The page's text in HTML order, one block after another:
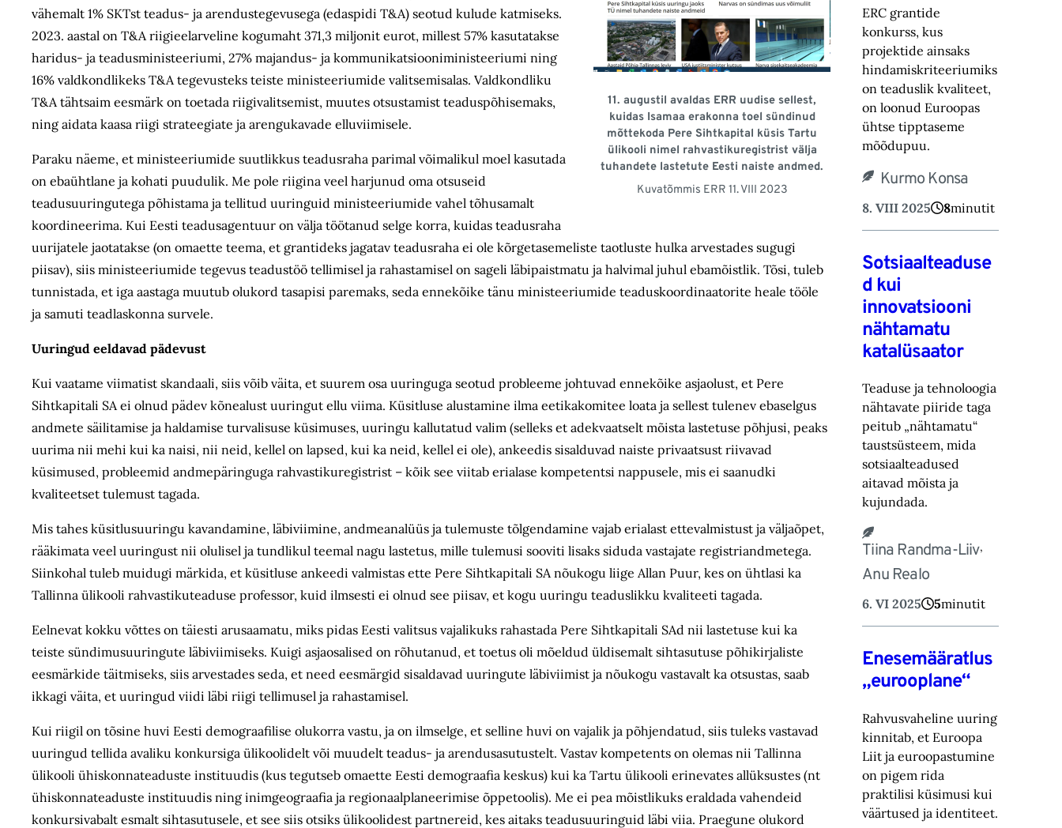
11. augustil avaldas ERR uudise sellest,
kuidas Isamaa erakonna toel sündinud
mõttekoda Pere Sihtkapital küsis Tartu
ülikooli nimel rahvastikuregistrist välja
tuhandete lastetute Eesti naiste andmed.
Kuvatõmmis ERR 11. VIII 2023
vähemalt 1% SKTst teadus- ja arendustegevusega (edaspidi T&A) seotud kulude katmiseks.
2023. aastal on T&A riigieelarveline kogumaht 371,3 miljonit eurot, millest 57% kasutatakse
haridus- ja teadusministeeriumi, 27% majandus- ja kommunikatsiooniministeeriumi ning
16% valdkondlikeks T&A tegevusteks teiste ministeeriumide valitsemisalas. Valdkondliku
T&A tähtsaim eesmärk on toetada riigivalitsemist, muutes otsustamist teaduspõhisemaks,
ning aidata kaasa riigi strateegiate ja arengukavade elluviimisele.
Paraku näeme, et ministeeriumide suutlikkus teadusraha parimal võimalikul moel kasutada
on ebaühtlane ja kohati puudulik. Me pole riigina veel harjunud oma otsuseid
teadusuuringutega põhistama ja tellitud uuringuid ministeeriumide vahel tõhusamalt
koordineerima. Kui Eesti teadusagentuur on välja töötanud selge korra, kuidas teadusraha
uurijatele jaotatakse (on omaette teema, et grantideks jagatav teadusraha ei ole kõrgetasemeliste taotluste hulka arvestades sugugi
piisav), siis ministeeriumide tegevus teadustöö tellimisel ja rahastamisel on sageli läbipaistmatu ja halvimal juhul ebamõistlik. Tõsi, tuleb
tunnistada, et iga aastaga muutub olukord tasapisi paremaks, seda ennekõike tänu ministeeriumide teaduskoordinaatorite heale tööle
ja samuti teadlaskonna survele.
Uuringud eeldavad pädevust
Kui vaatame viimatist skandaali, siis võib väita, et suurem osa uuringuga seotud probleeme johtuvad ennekõike asjaolust, et Pere
Sihtkapitali SA ei olnud pädev kõnealust uuringut ellu viima. Küsitluse alustamine ilma eetika­komitee loata ja sellest tulenev ebaselgus
andmete säilitamise ja haldamise turvalisuse küsimuses, uuringu kallutatud valim (selleks et adekvaatselt mõista lastetuse põhjusi, peaks
uurima nii mehi kui ka naisi, nii neid, kellel on lapsed, kui ka neid, kellel ei ole), ankeedis sisalduvad naiste privaatsust riivavad
küsimused, probleemid andmepäringuga rahvastikuregistrist – kõik see viitab erialase kompetentsi nappusele, mis ei saanudki
kvaliteetset tulemust tagada.
Mis tahes küsitlusuuringu kavandamine, läbiviimine, andmeanalüüs ja tulemuste tõlgendamine vajab erialast ettevalmistust ja väljaõpet,
rääkimata veel uuringust nii olulisel ja tundlikul teemal nagu lastetus, mille tulemusi sooviti lisaks siduda vastajate registri­andmetega.
Siinkohal tuleb muidugi märkida, et küsitluse ankeedi valmistas ette Pere Sihtkapitali SA nõukogu liige Allan Puur, kes on ühtlasi ka
Tallinna ülikooli rahvastikuteaduse professor, kuid ilmsesti ei olnud see piisav, et kogu uuringu teaduslikku kvaliteeti tagada.
Eelnevat kokku võttes on täiesti arusaamatu, miks pidas Eesti valitsus vajalikuks rahastada Pere Sihtkapitali SAd nii lastetuse kui ka
teiste sündimusuuringute läbiviimiseks. Kuigi asjaosalised on rõhutanud, et toetus oli mõeldud üldisemalt sihtasutuse põhikirjaliste
eesmärkide täitmiseks, siis arvestades seda, et need eesmärgid sisaldavad uuringute läbiviimist ja nõukogu vastavalt ka otsustas, saab
ikkagi väita, et uuringud viidi läbi riigi tellimusel ja rahastamisel.
Kui riigil on tõsine huvi Eesti demograafilise olukorra vastu, ja on ilmselge, et selline huvi on vajalik ja põhjendatud, siis tuleks vastavad
uuringud tellida avaliku konkursiga ülikoolidelt või muudelt teadus- ja arendusasutustelt. Vastav kompetents on olemas nii Tallinna
ülikooli ühiskonnateaduste instituudis (kus tegutseb omaette Eesti demograafia keskus) kui ka Tartu ülikooli erinevates allüksustes (nt
ühiskonnateaduste instituudis ning inimgeograafia ja regionaalplaneerimise õppetoolis). Me ei pea mõistlikuks eraldada vahendeid
konkursivabalt esmalt sihtasutusele, et see siis otsiks ülikoolidest partnereid, kes aitaks teadusuuringuid läbi viia. Praegune olukord
ERC grantide
konkurss, kus
projektide ainsaks
hindamiskriteeriumiks
on teaduslik kvaliteet,
on loonud Euroopas
ühtse tipptaseme
mõõdupuu.
Kurmo Konsa
8. VIII 2025 8minutit
Sotsiaalteaduse
d kui
innovatsiooni
nähtamatu
katalüsaator
Teaduse ja tehnoloogia
nähtavate piiride taga
peitub „nähtamatu“
taustsüsteem, mida
sotsiaalteadused
aitavad mõista ja
kujundada.
Tiina Randma-Liiv,
Anu Realo
6. VI 2025 5minutit
Enesemääratlus
„eurooplane“
Rahvusvaheline uuring
kinnitab, et Euroopa
Liit ja euroopastumine
on pigem rida
praktilisi küsimusi kui
väärtused ja identiteet.